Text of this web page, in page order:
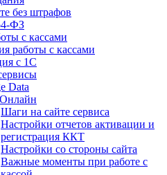
без штрафов
ФЗ
с кассами
работы с кассами
с 1С
Data
Шаги на сайте сервиса
Настройки отчетов активации и
регистрация ККТ
Настройки со стороны сайта
Важные моменты при работе с